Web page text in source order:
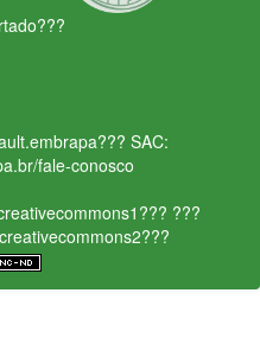
SAC:
fale-conosco
???